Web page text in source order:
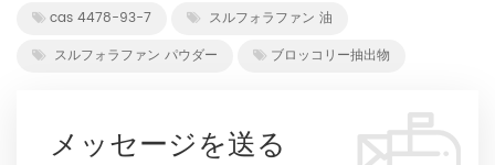
cas 4478-93-7
スルフォラファン 油
スルフォラファン パウダー
ブロッコリー抽出物
メッセージを送る